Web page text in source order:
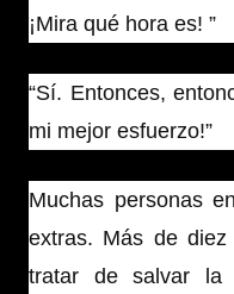
¡Mira qué hora es! ”
“Sí. Entonces,
mi mejor esfuerzo!”
Muchas personas
extras. Más de
tratar de salvar la